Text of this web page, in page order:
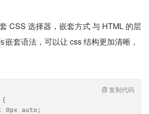
CSS 选择器，嵌套方式 与 HTML 的层
嵌套语法，可以让 css 结构更加清晰，
{
0px auto;
复制代码